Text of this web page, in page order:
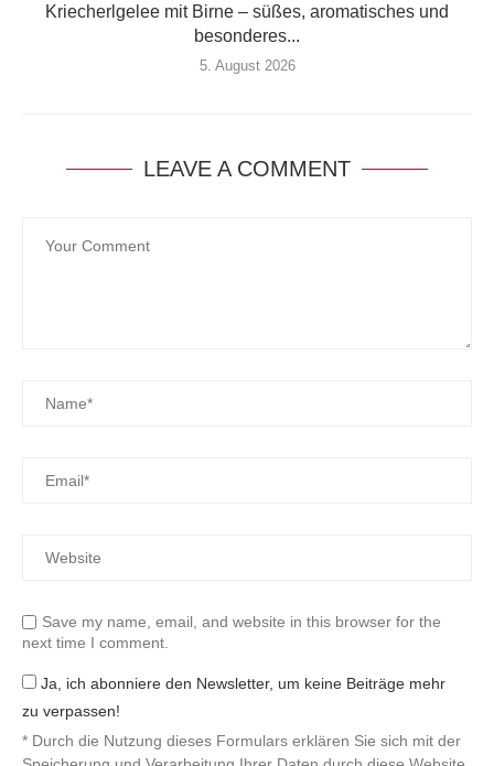
Kriecherlgelee mit Birne – süßes, aromatisches und
besonderes...
5. August 2026
LEAVE A COMMENT
Save my name, email, and website in this browser for the
next time I comment.
Ja, ich abonniere den Newsletter, um keine Beiträge mehr
zu verpassen!
* Durch die Nutzung dieses Formulars erklären Sie sich mit der